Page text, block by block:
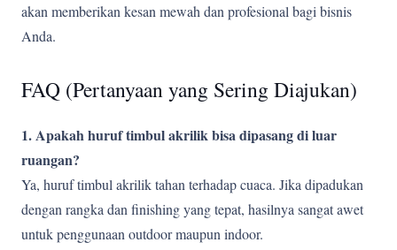
akan memberikan kesan mewah dan profesional bagi bisnis
Anda.
FAQ (Pertanyaan yang Sering Diajukan)
1. Apakah huruf timbul akrilik bisa dipasang di luar
ruangan?
Ya, huruf timbul akrilik tahan terhadap cuaca. Jika dipadukan
dengan rangka dan finishing yang tepat, hasilnya sangat awet
untuk penggunaan outdoor maupun indoor.